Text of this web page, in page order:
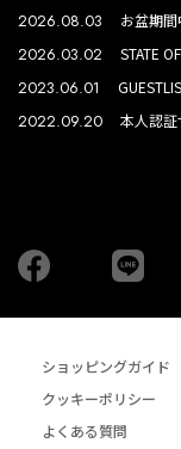
2026.08.03 お盆期
2026.03.02 STATE
2023.06.01
2022.09.20 本人認
Facebook
ショッピングガイド
クッキーポリシー
よくある質問